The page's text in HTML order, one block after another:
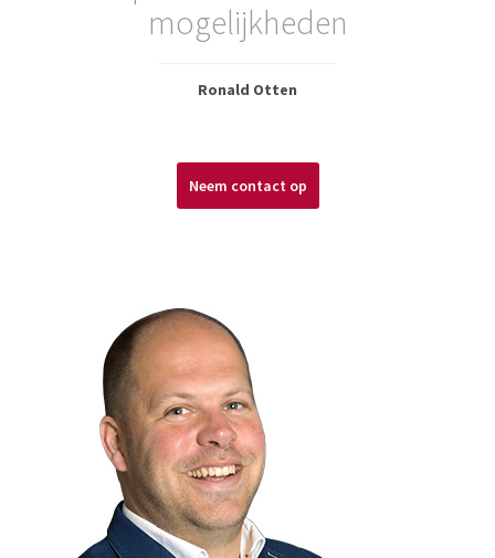
mogelijkheden
Ronald Otten
Neem contact op